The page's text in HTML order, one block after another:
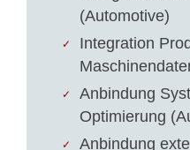
(Automotive)
Integration
Anbindung
Optimierung
Anbindung